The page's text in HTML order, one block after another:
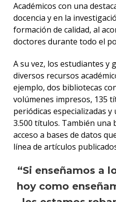
Académicos con una
docencia y en la
formación de calidad, al
doctores durante todo el
A su vez, los estudiantes y
diversos recursos
ejemplo, dos bibliotecas
volúmenes impresos, 135
periódicas especializadas
3.500 títulos. También una
acceso a bases de datos
línea de artículos
“Si enseñamos a
hoy como